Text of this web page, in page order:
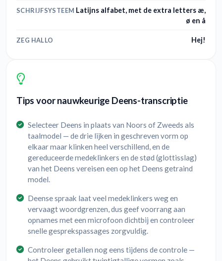
SCHRIJFSYSTEEM Latijns alfabet, met de extra letters æ,
ø en å
ZEG HALLO Hej!
Tips voor nauwkeurige Deens-transcriptie
Selecteer Deens in plaats van Noors of Zweeds als
taalmodel — de drie lijken in geschreven vorm op
elkaar maar klinken heel verschillend, en de
gereduceerde medeklinkers en de stød (glottisslag)
van het Deens vereisen een op het Deens getraind
model.
Deense spraak laat veel medeklinkers weg en
vervaagt woordgrenzen, dus geef voorrang aan
opnames met een microfoon dichtbij en controleer
snelle gesprekspassages zorgvuldig.
Controleer getallen nog eens tijdens de controle —